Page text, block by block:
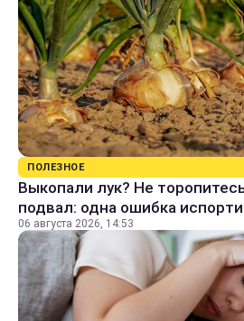
ПОЛЕЗНОЕ
Выкопали лук? Не
подвал: одна ошибка
06 августа 2026, 14:53